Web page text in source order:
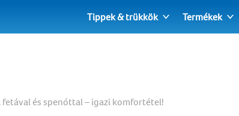
Tippek & trükkök Termékek
fetával és spenóttal – igazi komfortétel!